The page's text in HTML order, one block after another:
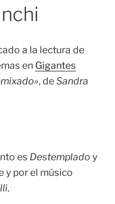
a la lectura de
en Gigantes
, deSandra
es Destemplado y
y por el músico
.